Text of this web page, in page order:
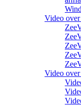
Video
Video